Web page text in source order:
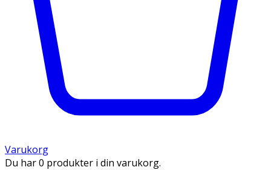
Varukorg
Du har 0 produkter i din varukorg.